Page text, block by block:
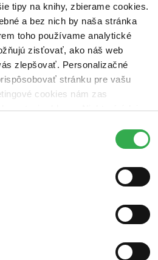
tipy na knihy, zbierame cookies.
a bez nich by naša stránka
toho používame analytické
zisťovať, ako náš web
zlepšovať. Personalizačné
stránku pre vašu
cookies nám zas
reklamy. Niektoré údaje
všetky tieto cookies. Ďakujeme!